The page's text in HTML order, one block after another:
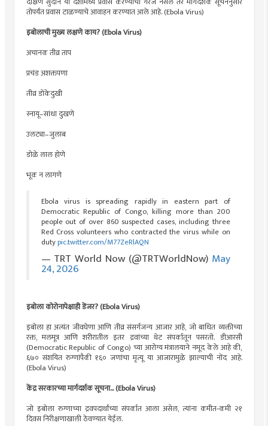
तोपर्यंत प्रवास टाळण्याचे आवाहन करण्यात आले आहे. (Ebola Virus)
इबोलाची मुख्य लक्षणे काय? (Ebola Virus)
अचानक तीव्र ताप
प्रचंड अशक्तपणा
तीव्र डोकेदुखी
स्नायू–सांधा दुखणे
उलट्या–जुलाब
डोळे लाल होणे
भूक न लागणे
Ebola virus is spreading rapidly in eastern part of
Democratic Republic of Congo, killing more than 200
people out of over 860 suspected cases, including three
Red Cross volunteers who contracted the virus while on
dutypic.twitter.com/M77ZeRlAQN
— TRT World Now (@TRTWorldNow) May
24, 2026
इबोला कोरोनापेक्षाही डेंजर? (Ebola Virus)
इबोला हा अत्यंत जीवघेणा आणि तीव्र संसर्गजन्य आजार आहे, जो बाधित व्यक्तीच्या
रक्त, मलमूत्र आणि शरीरातील इतर द्रवांच्या थेट संपर्कातून पसरतो. डीआरसी
(Democratic Republic of Congo) च्या आरोग्य मंत्रालयाने नमूद केले आहे की,
६७० संशयित रुग्णांपैकी १६० जणांचा मृत्यू या आजारामुळे झाल्याची नोंद आहे.
(Ebola Virus)
केंद्र सरकारच्या मार्गदर्शक सूचना... (Ebola Virus)
जो इबोला रुग्णाच्या द्रवपदार्थांच्या संपर्कात आला असेल, त्यांना कमीत‑कमी २१
दिवस निरीक्षणाखाली ठेवण्यात येईल.